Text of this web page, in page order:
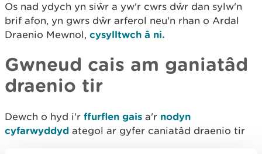
Os nad ydych yn siŵr a yw'r cwrs dŵr dan sylw'n
brif afon, yn gwrs dŵr arferol neu'n rhan o Ardal
Draenio Mewnol, cysylltwch â ni.
Gwneud cais am ganiatâd
draenio tir
Dewch o hyd i'r ffurflen gais a'r nodyn
cyfarwyddyd ategol ar gyfer caniatâd draenio tir